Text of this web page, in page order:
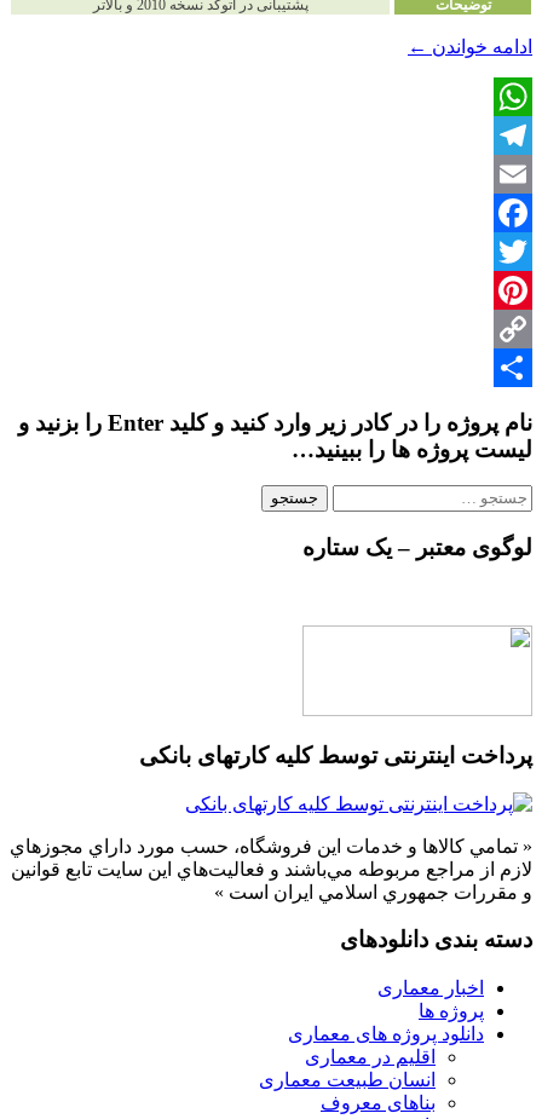
توضیحات پشتیبانی در اتوکد نسخه 2010 و بالاتر
ادامه خواندن دانلود
←
WhatsApp
Telegram
Email
Facebook
Twitter
Pinterest
Copy
نام پروژه را در کادر زیر وارد کنید و کلید Enter را بزنید و
لیست پروژه ها را ببینید…
جستجو
برای:
لوگوی معتبر – یک ستاره
پرداخت اینترنتی توسط کلیه کارتهای بانکی
« تمامي كالاها و خدمات اين فروشگاه، حسب مورد داراي مجوزهاي
لازم از مراجع مربوطه مي‌باشند و فعاليت‌هاي اين سايت تابع قوانين
و مقررات جمهوري اسلامي ايران است »
دسته بندی دانلودهای
اخبار معماری
پروژه ها
دانلود پروژه های معماری
اقلیم در معماری
انسان طبیعت معماری
بناهای معروف